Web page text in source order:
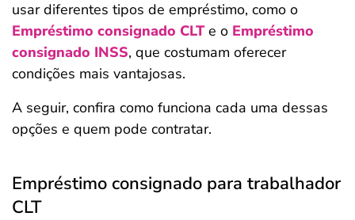
usar diferentes tipos de empréstimo, como o
Empréstimo consignado CLTe o Empréstimo
consignado INSS, que costumam oferecer
condições mais vantajosas.
A seguir, confira como funciona cada uma dessas
opções e quem pode contratar.
Empréstimo consignado para trabalhador
CLT